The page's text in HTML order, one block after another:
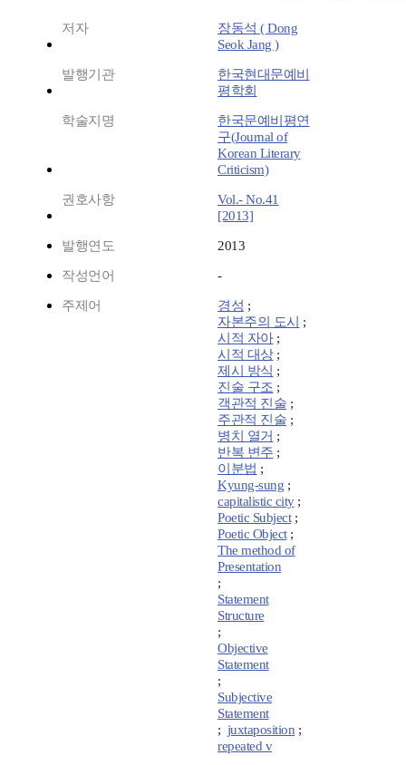
저자
장동석 ( Dong
Seok Jang )
발행기관
한국현대문예비
평학회
학술지명
한국문예비평연
구(Journal of
Korean Literary
Criticism)
권호사항
Vol.- No.41
[2013]
발행연도 2013
작성언어 -
주제어 경성 ;
자본주의 도시
;
시적 자아;
시적 대상;
제시 방식 ;
진술 구조 ;
객관적 진술 ;
주관적 진술 ;
병치 열거 ;
반복 변주 ;
이분법 ;
Kyung-sung ;
capitalistic city;
Poetic Subject;
Poetic Object;
The method of
Presentation
;
Statement
Structure
;
Objective
Statement
;
Subjective
Statement
; juxtaposition ;
repeated v